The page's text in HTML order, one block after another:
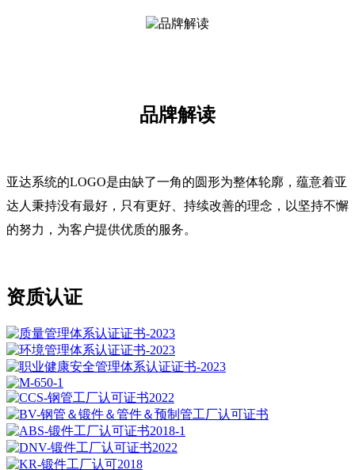
品牌解读
亚达系统的LOGO是由缺了一角的圆形为整体轮廓，蕴意着亚
达人秉持没有最好，只有更好、持续改善的理念，以坚持不懈
的努力，为客户提供优质的服务。
资质认证